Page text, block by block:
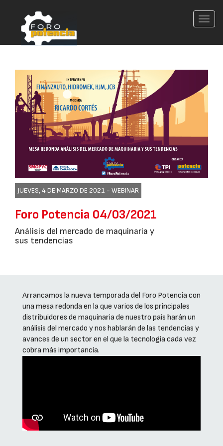
JUEVES, 4 DE MARZO DE 2021 - WEBINAR
Foro Potencia 04/03/2021
Análisis del mercado de maquinaria y
sus tendencias
Arrancamos la nueva temporada del Foro Potencia con
una mesa redonda en la que varios de los principales
distribuidores de maquinaria de nuestro país harán un
análisis del mercado y nos hablarán de las tendencias y
avances de un sector en el que la tecnología cada vez
cobra más importancia.